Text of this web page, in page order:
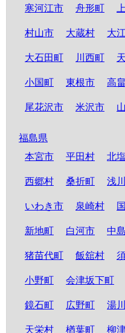
寒河江市 舟形町
村山市 大蔵村 大
大石田町 川西町
小国町 東根市 高
尾花沢市 米沢市
福島県
本宮市
平田村 北
西郷村 桑折町 浅
いわき市 泉崎村
新地町 白河市 中
猪苗代町 飯舘村
小野町 会津坂下町
鏡石町 広野町 湯
天栄村 楢葉町 柳